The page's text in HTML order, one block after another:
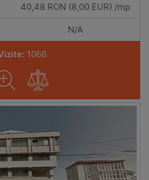
40,48 RON (8,00 EUR) /mp
N/A
1066